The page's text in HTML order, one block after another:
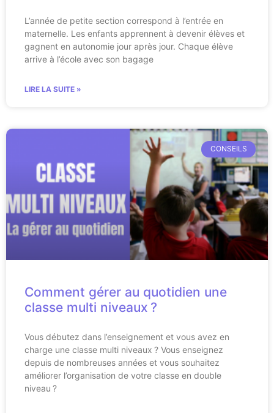
L’année de petite section correspond à l’entrée en
maternelle. Les enfants apprennent à devenir élèves et
gagnent en autonomie jour après jour. Chaque élève
arrive à l’école avec son bagage
LIRE LA SUITE »
CONSEILS
Comment gérer au quotidien une
classe multi niveaux ?
Vous débutez dans l’enseignement et vous avez en
charge une classe multi niveaux ? Vous enseignez
depuis de nombreuses années et vous souhaitez
améliorer l’organisation de votre classe en double
niveau ?